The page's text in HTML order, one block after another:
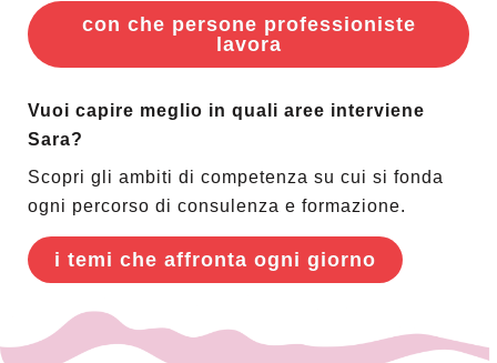
con che persone professioniste
lavora
Vuoi capire meglio in quali aree interviene
Sara?
Scopri gli ambiti di competenza su cui si fonda
ogni percorso di consulenza e formazione.
i temi che affronta ogni giorno